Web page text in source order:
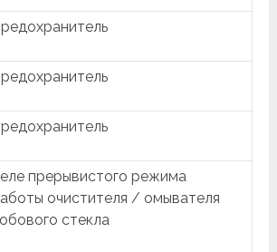
прерывистого режима
очистителя / омывателя
стекла